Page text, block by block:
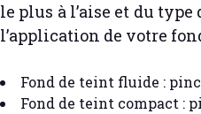
le plus à l’aise et du
l’application de votre
Fond de teint fluide :
Fond de teint compact :